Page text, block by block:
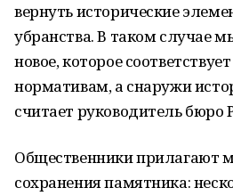
вернуть исторические
убранства. В таком случае
новое, которое
нормативам, а снаружи
считает руководитель бюро
Общественники прилагают
сохранения памятника: